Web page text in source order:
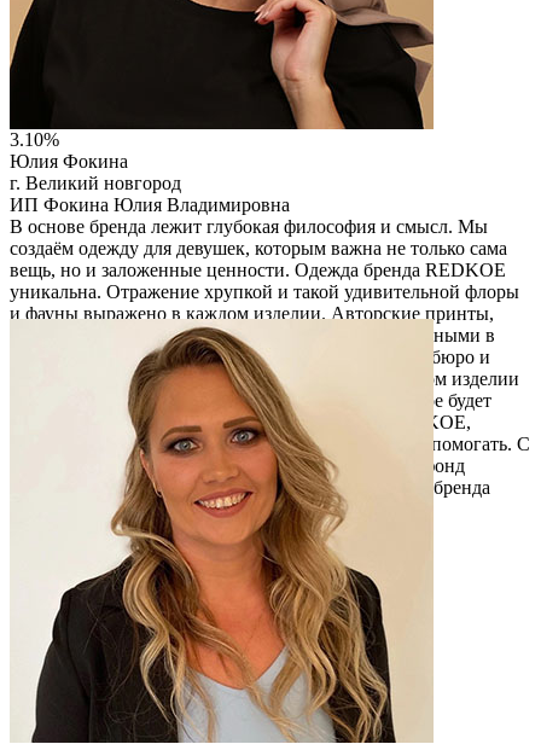
3.10%
Юлия Фокина
г. Великий новгород
ИП Фокина Юлия Владимировна
В основе бренда лежит глубокая философия и смысл. Мы
создаём одежду для девушек, которым важна не только сама
вещь, но и заложенные ценности. Одежда бренда REDKOE
уникальна. Отражение хрупкой и такой удивительной флоры
и фауны выражено в каждом изделии. Авторские принты,
вдохновленные животными и растениями, занесёнными в
Красную Книгу, создаются в нашем дизайнерском бюро и
печатаются на собственном производстве. В каждом изделии
можно найти послание на латинском языке, которое будет
вдохновлять вас! Приобретая одежду бренда REDKOE,
появляется возможность не только созерцать, но и помогать. С
каждой покупки мы перечисляем часть средств в фонд
помощи животным «Забытые животные». Миссия бренда
REDKOE - наслаждаться и созерцать, помогая!
Читать описание
Перейти на сайт